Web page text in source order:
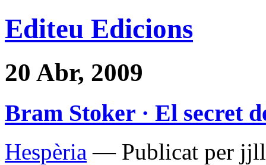
Editeu Edicions
20 Abr, 2009
Bram Stoker · El secret
Hespèria — Publicat per